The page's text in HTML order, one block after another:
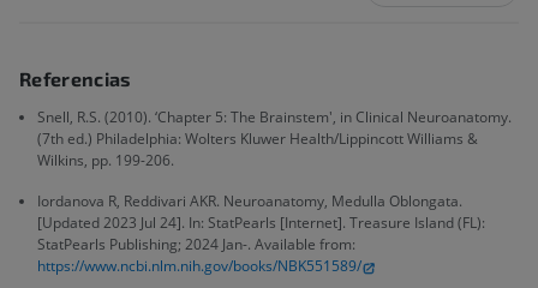
Referencias
Snell, R.S. (2010). ‘Chapter 5: The Brainstem', in Clinical Neuroanatomy.
(7th ed.) Philadelphia: Wolters Kluwer Health/Lippincott Williams &
Wilkins, pp. 199-206.
Iordanova R, Reddivari AKR. Neuroanatomy, Medulla Oblongata.
[Updated 2023 Jul 24]. In: StatPearls [Internet]. Treasure Island (FL):
StatPearls Publishing; 2024 Jan-. Available from:
https://www.ncbi.nlm.nih.gov/books/NBK551589/